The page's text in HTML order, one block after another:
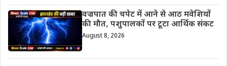
वज्रपात की चपेट में आने से आठ मवेशियों
की मौत, पशुपालकों पर टूटा आर्थिक संकट
August 8, 2026